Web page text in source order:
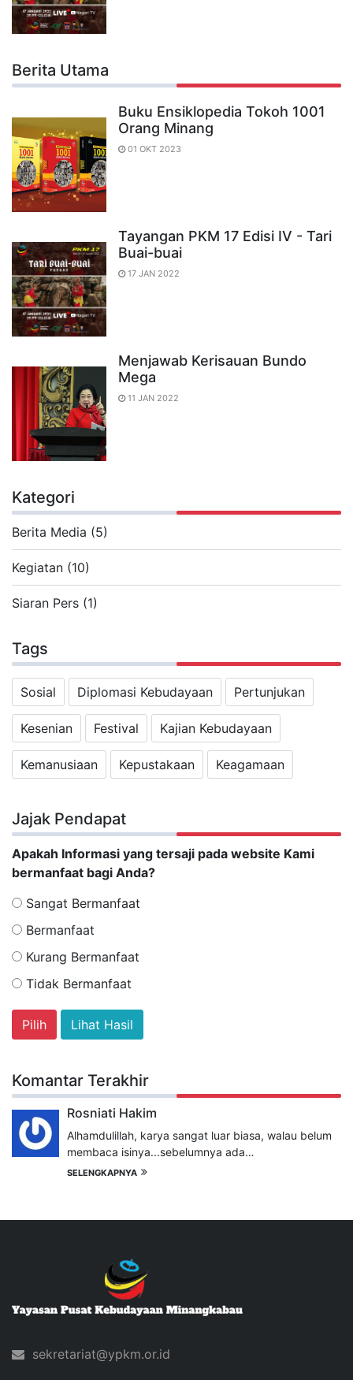
Berita Utama
Buku Ensiklopedia Tokoh 1001
Orang Minang
01 OKT 2023
Tayangan PKM 17 Edisi IV - Tari
Buai-buai
17 JAN 2022
Menjawab Kerisauan Bundo
Mega
11 JAN 2022
Kategori
Berita Media (5)
Kegiatan (10)
Siaran Pers (1)
Tags
Sosial Diplomasi Kebudayaan Pertunjukan
Kesenian Festival Kajian Kebudayaan
Kemanusiaan Kepustakaan Keagamaan
Jajak Pendapat
Apakah Informasi yang tersaji pada website Kami
bermanfaat bagi Anda?
Sangat Bermanfaat
Bermanfaat
Kurang Bermanfaat
Tidak Bermanfaat
Lihat Hasil
Komantar Terakhir
Rosniati Hakim
Alhamdulillah, karya sangat luar biasa, walau belum
membaca isinya...sebelumnya ada…
SELENGKAPNYA
sekretariat@ypkm.or.id